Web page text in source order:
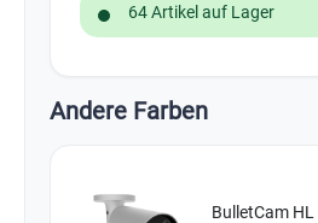
64 Artikel auf Lager
Andere Farben
BulletCam